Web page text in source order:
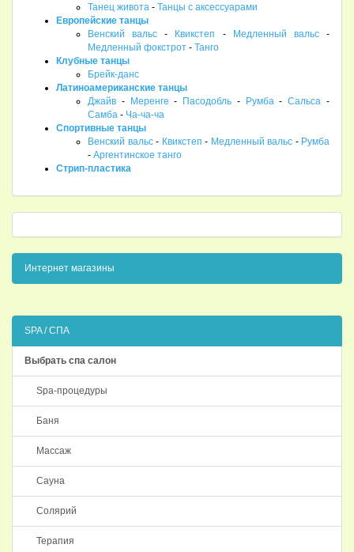
Танец живота - Танцы с аксессуарами
Европейские танцы
Венский вальс - Квикстеп - Медленный вальс-
Медленный фокстрот - Танго
Клубные танцы
Брейк-данс
Латиноамериканские танцы
Джайв - Меренге - Пасодобль - Румба-Сальса -
Самба - Ча-ча-ча
Спортивные танцы
Венский вальс- Квикстеп - Медленный вальс - Румба
- Аргентинское танго
Стрип-пластика
Интернет магазины
SPA / СПА
Выбрать спа салон
Spa-процедуры
Баня
Массаж
Сауна
Солярий
Терапия